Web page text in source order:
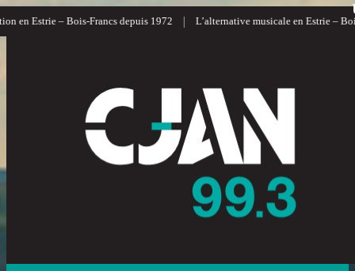
en Estrie – Bois-Francs depuis 1972 L’alternative musicale en Estrie –